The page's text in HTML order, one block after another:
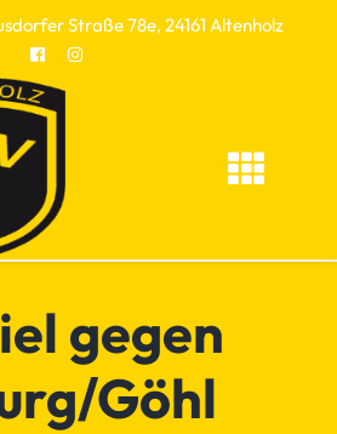
Straße 78e, 24161 Altenholz
gegen
Göhl